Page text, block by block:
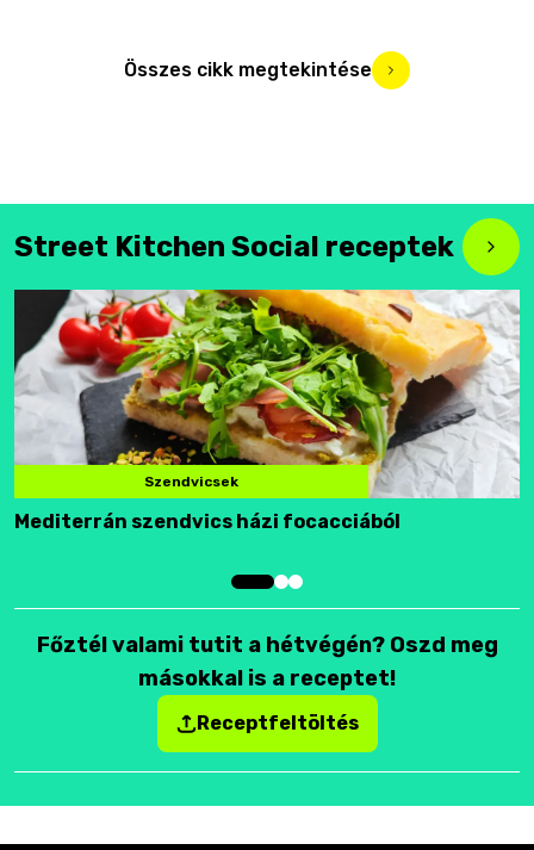
Összes cikk megtekintése
Street Kitchen Social receptek
Szendvicsek
Mediterrán szendvics házi focacciából
Főztél valami tutit a hétvégén? Oszd meg
másokkal is a receptet!
Receptfeltöltés